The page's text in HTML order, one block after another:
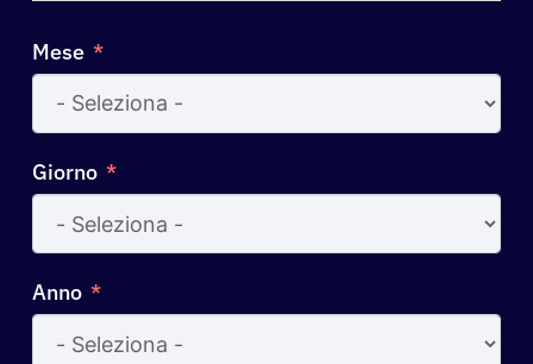
Mese
Giorno
Anno